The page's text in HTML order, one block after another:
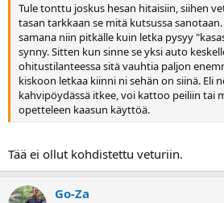
Tule tonttu joskus hesan hitaisiin, siihen
tasan tarkkaan se mitä kutsussa
samana niin pitkälle kuin letka pysyy
synny. Sitten kun sinne se yksi auto
ohitustilanteessa sitä vauhtia paljon
kiskoon letkaa kiinni ni sehän on siinä. Eli
kahvipöydässä itkee, voi kattoo peiliin tai
opetteleen kaasun käyttöä.
Tää ei ollut kohdistettu veturiin.
Go-Za